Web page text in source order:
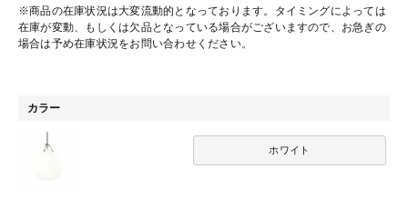
※商品の在庫状況は大変流動的となっております。タイミングによっては
在庫が変動、もしくは欠品となっている場合がございますので、お急ぎの
場合は予め在庫状況をお問い合わせください。
カラー
ホワイト